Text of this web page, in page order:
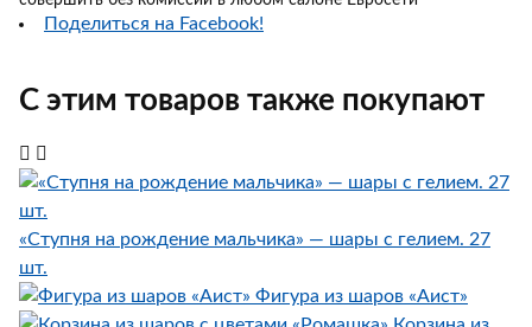
Поделиться на Facebook!
С этим товаров также покупают
«Ступня на рождение мальчика» — шары с гелием. 27
шт.
Фигура из шаров «Аист»